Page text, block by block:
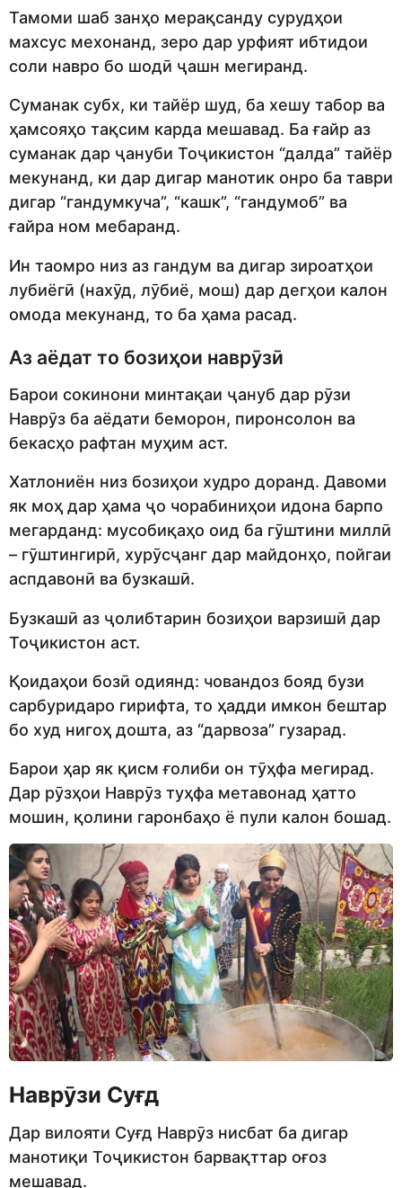
Тамоми шаб занҳо мерақсанду сурудҳои
махсус мехонанд, зеро дар урфият ибтидои
соли навро бо шодӣ ҷашн мегиранд.
Суманак субх, ки тайёр шуд, ба хешу табор ва
ҳамсояҳо тақсим карда мешавад. Ба ғайр аз
суманак дар ҷануби Тоҷикистон “далда” тайёр
мекунанд, ки дар дигар манотик онро ба таври
дигар “гандумкуча”, “кашк”, “гандумоб” ва
ғайра ном мебаранд.
Ин таомро низ аз гандум ва дигар зироатҳои
лубиёгӣ (нахӯд, лӯбиё, мош) дар дегҳои калон
омода мекунанд, то ба ҳама расад.
Аз аёдат то бозиҳои наврӯзӣ
Барои сокинони минтақаи ҷануб дар рӯзи
Наврӯз ба аёдати беморон, пиронсолон ва
бекасҳо рафтан муҳим аст.
Хатлониён низ бозиҳои худро доранд. Давоми
як моҳ дар ҳама ҷо чорабиниҳои идона барпо
мегарданд: мусобиқаҳо оид ба гӯштини миллӣ
– гӯштингирӣ, хурӯсҷанг дар майдонҳо, пойгаи
аспдавонӣ ва бузкашӣ.
Бузкашӣ аз ҷолибтарин бозиҳои варзишӣ дар
Тоҷикистон аст.
Қоидаҳои бозӣ одиянд: човандоз бояд бузи
сарбуридаро гирифта, то ҳадди имкон бештар
бо худ нигоҳ дошта, аз “дарвоза” гузарад.
Барои ҳар як қисм ғолиби он тӯҳфа мегирад.
Дар рӯзҳои Наврӯз туҳфа метавонад ҳатто
мошин, қолини гаронбаҳо ё пули калон бошад.
Наврӯзи Суғд
Дар вилояти Суғд Наврӯз нисбат ба дигар
манотиқи Тоҷикистон барвақттар оғоз
мешавад.